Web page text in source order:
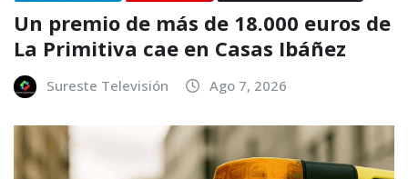
Un premio de más de 18.000 euros de
La Primitiva cae en Casas Ibáñez
Sureste Televisión Ago 7, 2026